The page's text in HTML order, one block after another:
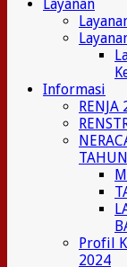
Layanan
Informasi
RENJA
Profil
2024